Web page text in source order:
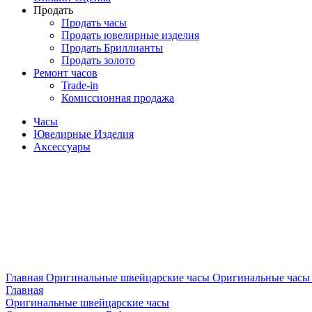
Продать
Продать часы
Продать ювелирные изделия
Продать Бриллианты
Продать золото
Ремонт часов
Trade-in
Комиссионная продажа
Часы
Ювелирные Изделия
Аксессуары
Главная Оригинальные швейцарские часы Оригинальные часы
Главная
Оригинальные швейцарские часы